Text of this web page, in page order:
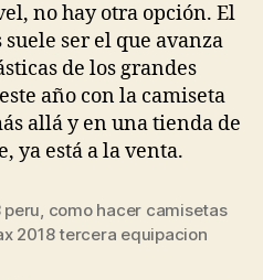
no hay otra opción. El
ser el que avanza
de los grandes
año con la camiseta
allá y en una tienda de
ya está a la venta.
peru, como hacer camisetas
2018 tercera equipacion